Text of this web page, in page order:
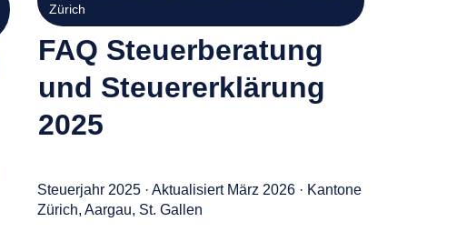
Zürich
FAQ Steuerberatung
und Steuererklärung
2025
Steuerjahr 2025 · Aktualisiert März 2026 · Kantone
Zürich, Aargau, St. Gallen